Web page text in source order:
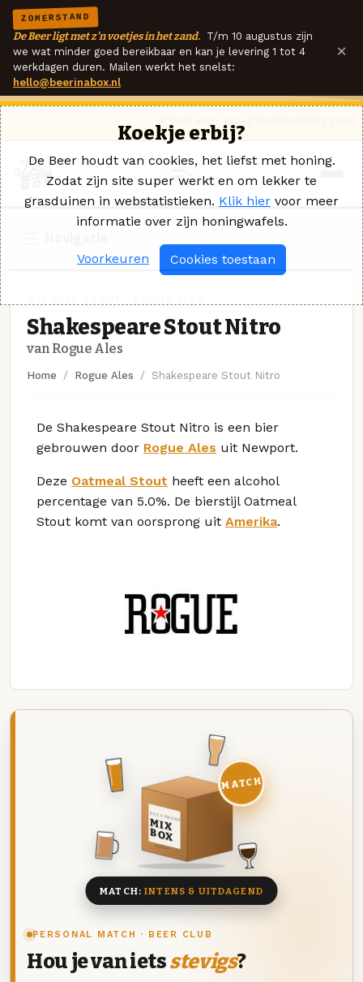
ZOMERSTAND
De Beer ligt met z'n voetjes in het zand. T/m 10 augustus zijn
we wat minder goed bereikbaar en kan je levering 1 tot 4
werkdagen duren. Mailen werkt het snelst:
hello@beerinabox.nl
×
Shakespeare Stout Nitro
van Rogue Ales
Home Rogue Ales Shakespeare Stout Nitro
De Shakespeare Stout Nitro is een bier
gebrouwen door Rogue Ales uit Newport.
Deze Oatmeal Stout heeft een alcohol
percentage van 5.0%. De bierstijl Oatmeal
Stout komt van oorsprong uit Amerika.
PERSONAL MATCH · BEER CLUB
Hou je van ietsstevigs?
DEZE MAAND
MIX
BOX
8 BIEREN
MATCH
MATCH:INTENS & UITDAGEND
Koekje erbij?
De Beer houdt van cookies, het liefst met honing.
Zodat zijn site super werkt en om lekker te
grasduinen in webstatistieken. Klik hier voor meer
informatie over zijn honingwafels.
Voorkeuren Cookies toestaan